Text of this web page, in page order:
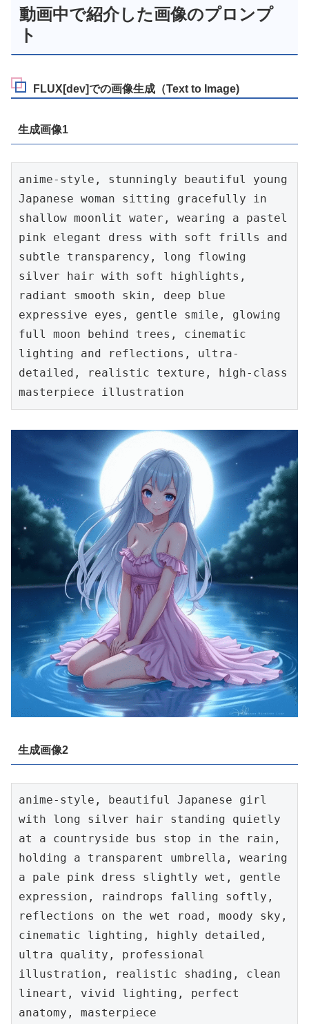
動画中で紹介した画像のプロンプ
ト
FLUX[dev]での画像生成（Text to Image)
生成画像1
anime-style, stunningly beautiful young
Japanese woman sitting gracefully in
shallow moonlit water, wearing a pastel
pink elegant dress with soft frills and
subtle transparency, long flowing
silver hair with soft highlights,
radiant smooth skin, deep blue
expressive eyes, gentle smile, glowing
full moon behind trees, cinematic
lighting and reflections, ultra-
detailed, realistic texture, high-class
masterpiece illustration
生成画像2
anime-style, beautiful Japanese girl
with long silver hair standing quietly
at a countryside bus stop in the rain,
holding a transparent umbrella, wearing
a pale pink dress slightly wet, gentle
expression, raindrops falling softly,
reflections on the wet road, moody sky,
cinematic lighting, highly detailed,
ultra quality, professional
illustration, realistic shading, clean
lineart, vivid lighting, perfect
anatomy, masterpiece